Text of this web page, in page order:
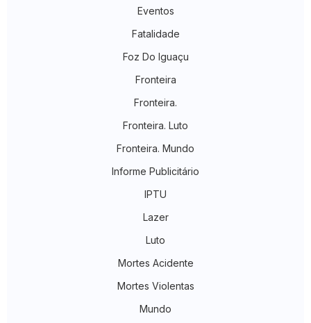
Eventos
Fatalidade
Foz Do Iguaçu
Fronteira
Fronteira.
Fronteira. Luto
Fronteira. Mundo
Informe Publicitário
IPTU
Lazer
Luto
Mortes Acidente
Mortes Violentas
Mundo